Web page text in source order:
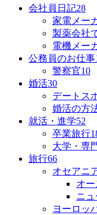
会社員日記28
家電メー
製薬会社
電機メー
公務員のお仕事
警察官10
婚活30
デートス
婚活の方
就活・進学52
卒業旅行
大学・専
旅行66
オセアニ
オ
ニ
ヨーロッ